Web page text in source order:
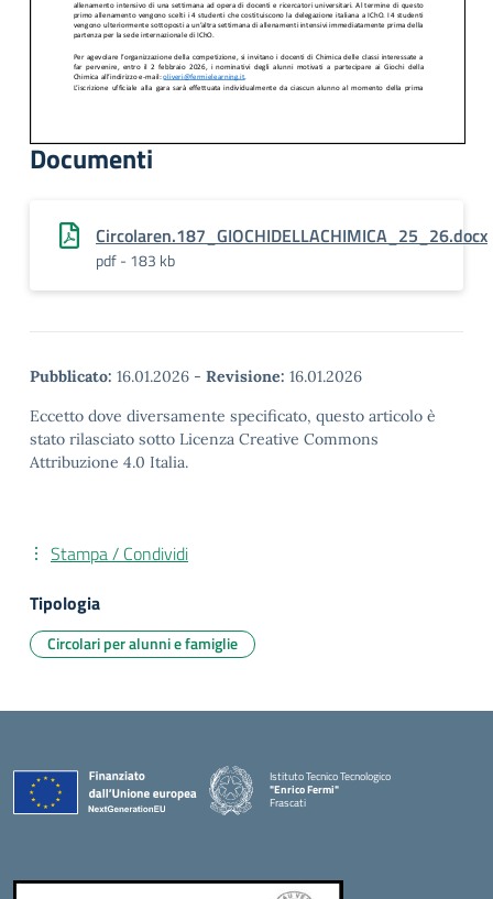
Documenti
Circolaren.187_GIOCHIDELLACHIMICA_25_26.docx
pdf - 183 kb
Pubblicato: 16.01.2026 - Revisione: 16.01.2026
Eccetto dove diversamente specificato, questo articolo è
stato rilasciato sotto Licenza Creative Commons
Attribuzione 4.0 Italia.
Stampa / Condividi
Tipologia
Circolari per alunni e famiglie
Istituto Tecnico Tecnologico
"Enrico Fermi"
Frascati